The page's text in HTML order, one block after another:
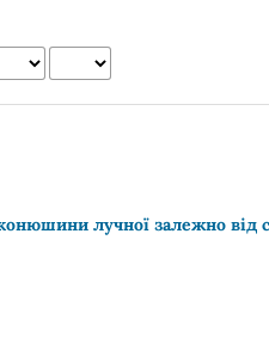
лучної залежно від